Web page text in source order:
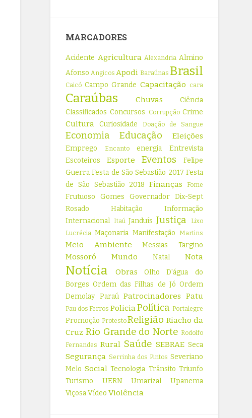
MARCADORES
Acidente Agricultura Alexandria Almino
Afonso Angicos Apodi Baraúnas Brasil
Caicó Campo Grande Capacitação cara
Caraúbas Chuvas
Ciência
Classificados Concursos Corrupção Crime
Cultura Curiosidade Doação de Sangue
Economia Educação Eleições
Emprego Encanto energia
Entrevista
Escoteiros
Esporte Eventos
Felipe
Guerra Festa de São Sebastião 2017 Festa
de São Sebastião 2018 Finanças Fome
Frutuoso Gomes
Governador Dix-Sept
Rosado
Habitação
Informação
Internacional
Itaú Janduís Justiça
Lixo
Lucrécia Maçonaria Manifestação Martins
Meio Ambiente Messias Targino
Mossoró Mundo Natal Nota
Notícia Obras
Olho D'água do
Borges Ordem das Filhas de Jó Ordem
Demolay Paraú Patrocinadores Patu
Pau dos Ferros PoliciaPolítica Portalegre
Promoção ProtestoReligião Riacho da
Cruz Rio Grande do Norte Rodolfo
Fernandes Rural Saúde SEBRAE Seca
Segurança Serrinha dos Pintos Severiano
Melo Social Tecnologia Trânsito Triunfo
Turismo
UERN Umarizal
Upanema
ViçosaVídeo Violência